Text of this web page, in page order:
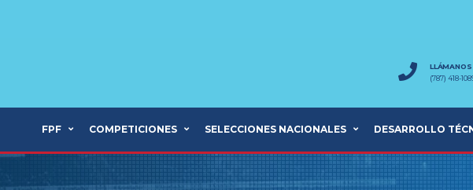
LLÁMANOS
(787) 418-
FPF COMPETICIONES SELECCIONES NACIONALES DESARROLLO